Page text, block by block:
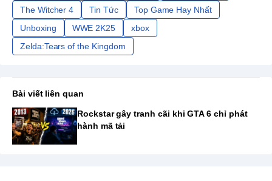
The Witcher 4
Tin Tức
Top Game Hay Nhất
Unboxing
WWE 2K25
xbox
Zelda:Tears of the Kingdom
Bài viết liên quan
Rockstar gây tranh cãi khi GTA 6 chỉ phát
hành mã tải